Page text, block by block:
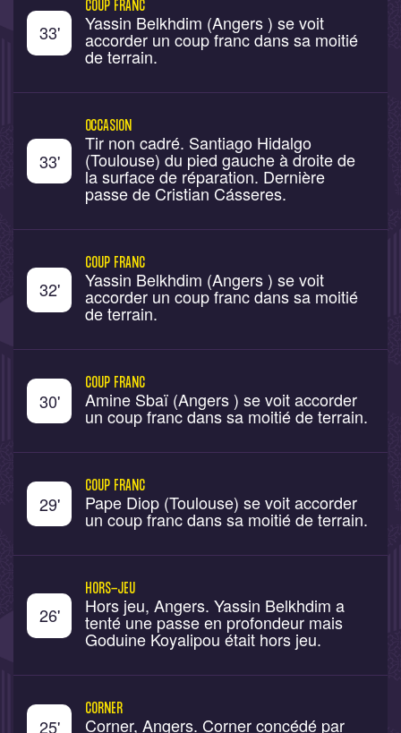
33'
COUP FRANC
Yassin Belkhdim (Angers ) se voit
accorder un coup franc dans sa moitié
de terrain.
33'
OCCASION
Tir non cadré. Santiago Hidalgo
(Toulouse) du pied gauche à droite de
la surface de réparation. Dernière
passe de Cristian Cásseres.
32'
COUP FRANC
Yassin Belkhdim (Angers ) se voit
accorder un coup franc dans sa moitié
de terrain.
30'
COUP FRANC
Amine Sbaï (Angers ) se voit accorder
un coup franc dans sa moitié de terrain.
29'
COUP FRANC
Pape Diop (Toulouse) se voit accorder
un coup franc dans sa moitié de terrain.
26'
HORS-JEU
Hors jeu, Angers. Yassin Belkhdim a
tenté une passe en profondeur mais
Goduine Koyalipou était hors jeu.
25'
CORNER
Corner, Angers. Corner concédé par